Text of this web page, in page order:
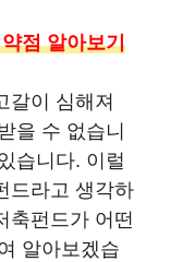
점 알아보기
갈이 심해져
을 수 없습니
습니다. 이럴
드라고 생각하
축펀드가 어떤
알아보겠습